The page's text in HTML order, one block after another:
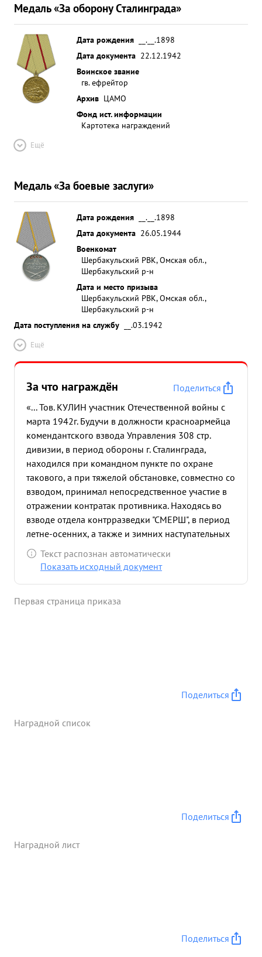
Медаль «За оборону Сталинграда»
Дата рождения
__.__.1898
Дата документа 22.12.1942
Воинское звание
гв. ефрейтор
Архив ЦАМО
Фонд ист. информации
Картотека награждений
Ещё
Медаль «За боевые заслуги»
Дата рождения
__.__.1898
Дата документа 26.05.1944
Военкомат
Шербакульский РВК, Омская обл.,
Шербакульский р-н
Дата и место призыва
Шербакульский РВК, Омская обл.,
Шербакульский р-н
Дата поступления на службу
__.03.1942
Ещё
За что награждён
Поделиться
«... Тов. КУЛИН участник Отечественной войны с
марта 1942г. Будучи в должности красноармейца
комендантского взвода Управления 308 стр.
дивизии, в период обороны г. Сталинграда,
находился при командном пункте по охране
такового, а при тяжелой обстановке, совместно со
взводом, принимал непосредственное участие в
отражении контратак противника. Находясь во
взводе отдела контрразведки "СМЕРШ", в период
летне-осенних, а также и зимних наступательных
операций дивизии, тов. КУЛИШ в районе г. Орла,
будучи на переднем крае обороны в составе
операциях со взводом отдела систематически
Текст распознан автоматически
Показать исходный документ
Первая страница приказа
Поделиться
Наградной список
Поделиться
Наградной лист
Поделиться